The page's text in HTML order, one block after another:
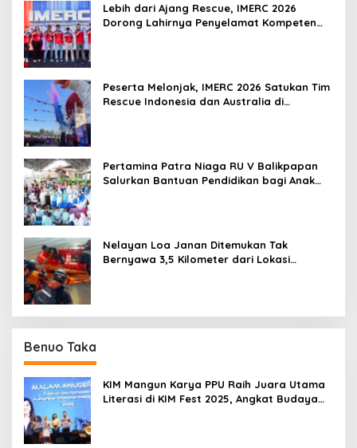
Lebih dari Ajang Rescue, IMERC 2026
Dorong Lahirnya Penyelamat Kompeten
Peserta Melonjak, IMERC 2026 Satukan Tim
Rescue Indonesia dan Australia di
Pertamina Patra Niaga RU V Balikpapan
Salurkan Bantuan Pendidikan bagi Anak
Nelayan Loa Janan Ditemukan Tak
Bernyawa 3,5 Kilometer dari Lokasi
Benuo Taka
KIM Mangun Karya PPU Raih Juara Utama
Literasi di KIM Fest 2025, Angkat Budaya